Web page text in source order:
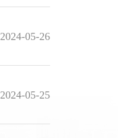
2024-05-26
2024-05-25